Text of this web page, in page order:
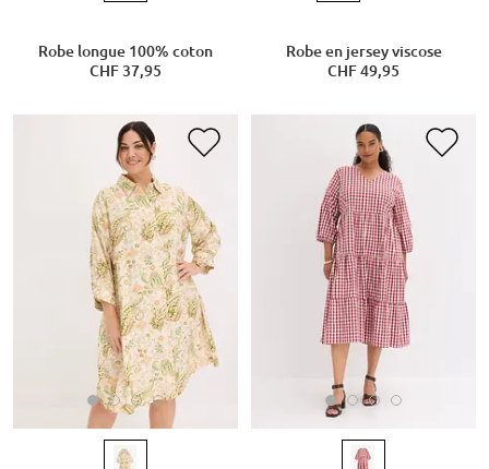
Robe longue 100% coton
CHF 37,95
Robe en jersey viscose
CHF 49,95